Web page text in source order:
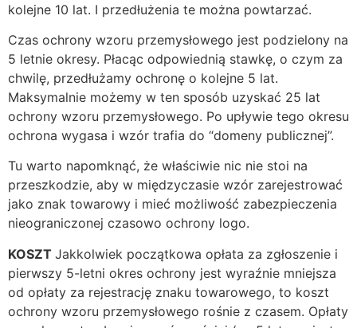
kolejne 10 lat. I przedłużenia te można powtarzać.
Czas ochrony wzoru przemysłowego jest podzielony na
5 letnie okresy. Płacąc odpowiednią stawkę, o czym za
chwilę, przedłużamy ochronę o kolejne 5 lat.
Maksymalnie możemy w ten sposób uzyskać 25 lat
ochrony wzoru przemysłowego. Po upływie tego okresu
ochrona wygasa i wzór trafia do “domeny publicznej”.
Tu warto napomknąć, że właściwie nic nie stoi na
przeszkodzie, aby w międzyczasie wzór zarejestrować
jako znak towarowy i mieć możliwość zabezpieczenia
nieograniczonej czasowo ochrony logo.
KOSZT Jakkolwiek początkowa opłata za zgłoszenie i
pierwszy 5-letni okres ochrony jest wyraźnie mniejsza
od opłaty za rejestrację znaku towarowego, to koszt
ochrony wzoru przemysłowego rośnie z czasem. Opłaty